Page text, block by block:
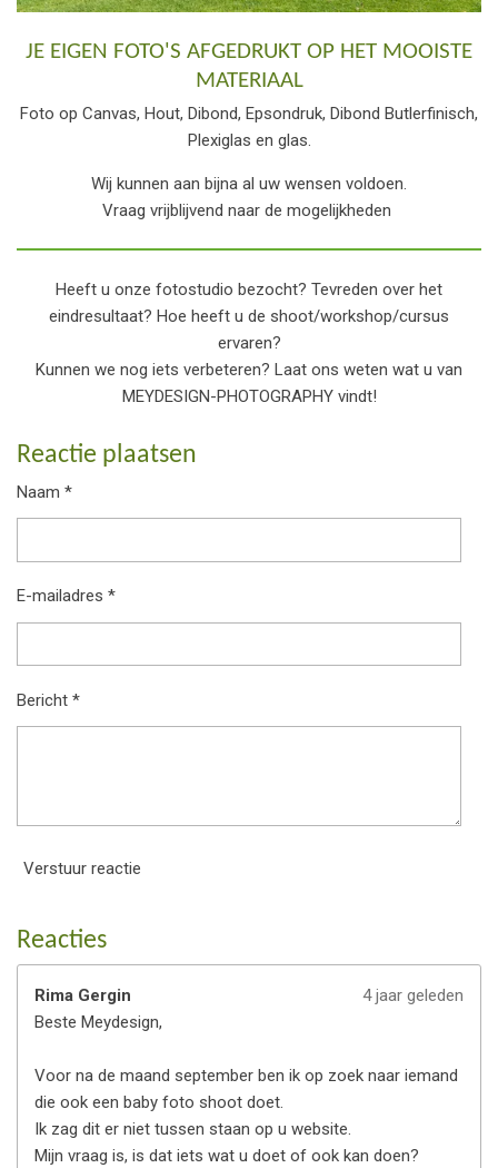
JE EIGEN FOTO'S AFGEDRUKT OP HET MOOISTE
MATERIAAL
Foto op Canvas, Hout, Dibond, Epsondruk, Dibond Butlerfinisch,
Plexiglas en glas.
Wij kunnen aan bijna al uw wensen voldoen.
Vraag vrijblijvend naar de mogelijkheden
Heeft u onze fotostudio bezocht? Tevreden over het
eindresultaat? Hoe heeft u de shoot/workshop/cursus
ervaren?
Kunnen we nog iets verbeteren? Laat ons weten wat u van
MEYDESIGN-PHOTOGRAPHY vindt!
Reactie plaatsen
Naam *
E-mailadres *
Bericht *
Verstuur reactie
Reacties
Rima Gergin
4 jaar geleden
Beste Meydesign,
Voor na de maand september ben ik op zoek naar iemand
die ook een baby foto shoot doet.
Ik zag dit er niet tussen staan op u website.
Mijn vraag is, is dat iets wat u doet of ook kan doen?